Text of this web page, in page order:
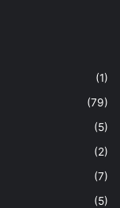
(1)
(79)
(5)
(2)
(7)
(5)